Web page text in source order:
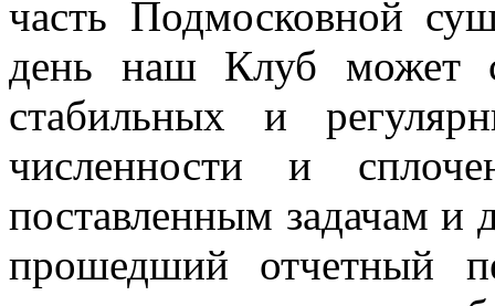
часть Подмосковной
день наш Клуб может
стабильных и
численности и
поставленным задачам и
прошедший отчетный